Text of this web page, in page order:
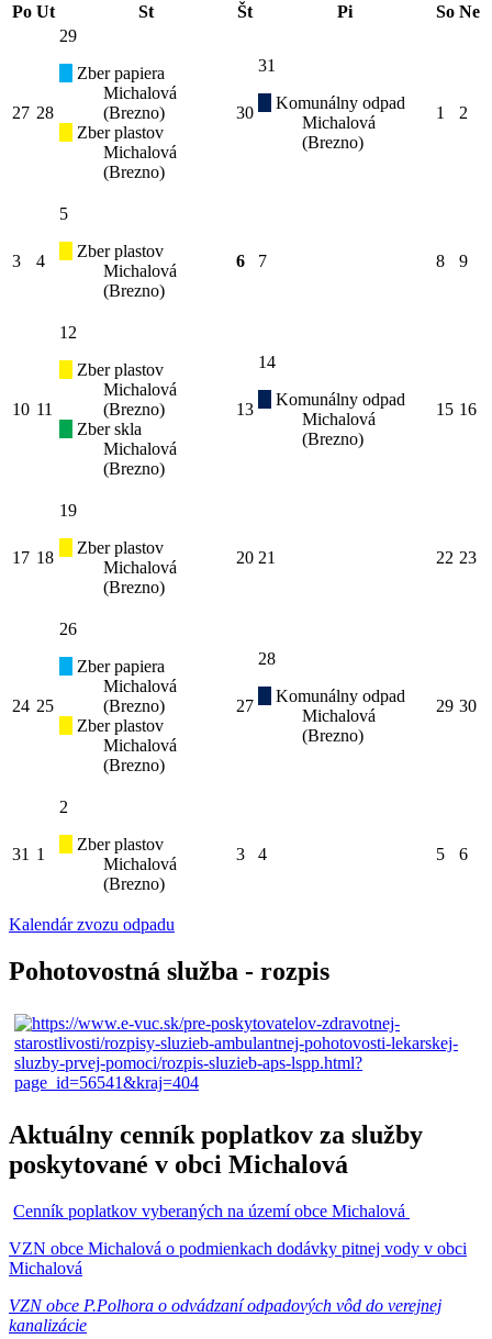
Po Ut St Št Pi So Ne
27 28
29
Zber papiera
Michalová
(Brezno)
Zber plastov
Michalová
(Brezno)
30
31
Komunálny odpad
Michalová
(Brezno)
1 2
3 4
5
Zber plastov
Michalová
(Brezno)
6 7 8 9
10 11
12
Zber plastov
Michalová
(Brezno)
Zber skla
Michalová
(Brezno)
13
14
Komunálny odpad
Michalová
(Brezno)
15 16
17 18
19
Zber plastov
Michalová
(Brezno)
20 21 22 23
24 25
26
Zber papiera
Michalová
(Brezno)
Zber plastov
Michalová
(Brezno)
27
28
Komunálny odpad
Michalová
(Brezno)
29 30
31 1
2
Zber plastov
Michalová
(Brezno)
3 4 5 6
Kalendár zvozu odpadu
Pohotovostná služba - rozpis
Aktuálny cenník poplatkov za služby
poskytované v obci Michalová
Cenník poplatkov vyberaných na území obce Michalová
VZN obce Michalová o podmienkach dodávky pitnej vody v obci
Michalová
VZN obce P.Polhora o odvádzaní odpadových vôd do verejnej
kanalizácie